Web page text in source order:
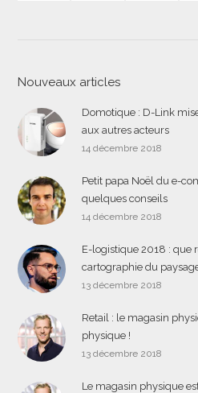
Nouveaux articles
Domotique : D-Link
aux autres acteurs
14 décembre 2018
Petit papa Noël du e-
quelques conseils
14 décembre 2018
E-logistique 2018 : que
cartographie du
13 décembre 2018
Retail : le magasin
physique !
13 décembre 2018
Le magasin physique